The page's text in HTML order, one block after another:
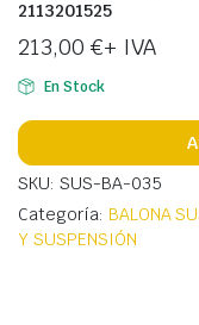
2113201525
213,00 €+ IVA
En Stock
SKU: SUS-BA-035
Categoría: BALONA
Y SUSPENSIÓN